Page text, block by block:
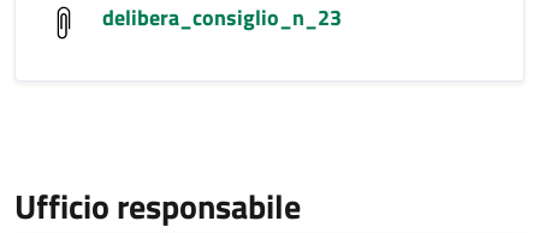
delibera_consiglio_n_23
Ufficio responsabile